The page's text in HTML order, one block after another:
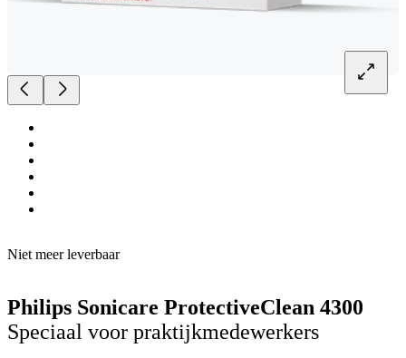
Niet meer leverbaar
Philips Sonicare ProtectiveClean 4300
Speciaal voor praktijkmedewerkers